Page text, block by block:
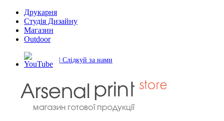
Друкарня
Студія Дизайну
Магазин
Outdoor
| Слідкуй за нами